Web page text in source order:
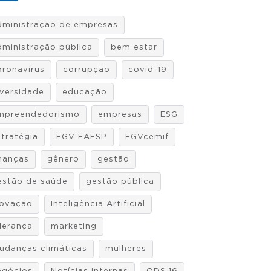
de empresas
pública bem estar
corrupção covid-19
educação
empresas ESG
FGV EAESP FGVcemif
gênero gestão
de saúde gestão pública
Inteligência Artificial
marketing
climáticas mulheres